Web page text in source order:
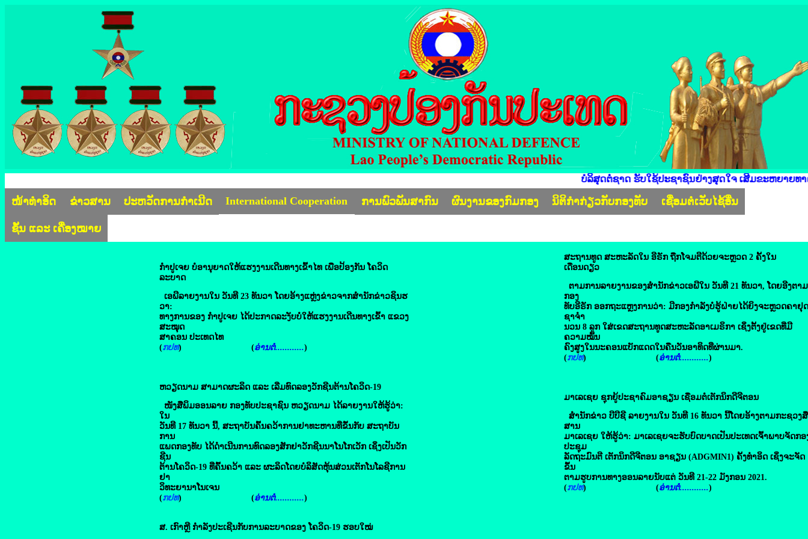
ບໍລິສຸດຕໍ່ຊາດ ຮັບໃຊ້ປະຊາຊົນຢ່າງສຸດໃຈ ເສີມຂະຫຍາຍທາດ
ໜ້າທຳອິດ ຂ່າວສານ ປະຫວັດການກຳເນີດ International Cooperation ການພົວພັນສາກົນ ຜົນງານຂອງກົມກອງ ນິຕິກຳກ່ຽວກັບກອງທັບ ເຊື່ອມຕໍ່ເວັບໄຊ້ອື່ນ
ຊັ້ນ ແລະ ເຄື່ອງໝາຍ
ກໍາປູເຈຍ ບໍ່​ອານຸຍາດ​ໃຫ້​ແຮງ​ງານ​ເດີນທາງ​ເຂົ້າ​ໄທ ​ເພື່ອ​ປ້ອງ​ກັນ​​ ໂຄ​ວິດ
​ລະບາດ
ເອພີລາຍງານໃນ ວັນທີ 23 ທັນວາ ໂດຍອ້າງແຫຼ່ງຂ່າວຈາກສໍານັກຂ່າວຊິນຮ
ວາ:
ທາງການຂອງ ກໍາປູເຈຍ ໄດ້ປະກາດລະງັບບໍ່ໃຫ້ແຮງງານເດີນທາງເຂົ້າ ແຂວງ
ສະໝຸດ
ສາຄອນ ປະເທດໄທ
(ກປທ) (ອ່ານຕໍ່............)
ສະຖານທູດ ສະຫະລັດ​ໃນ ​ອີ​ຣັກ ຖືກ​ໂຈມ​ຕີ​ດ້ວຍ​ຈະຫຼວດ 2 ຄັ້ງ​ໃນ​
ເດືອນດຽວ
ຕາມການລາຍງານຂອງສໍານັກຂ່າວເອພີໃນ ວັນທີ 21 ທັນວາ, ໂດຍອີງຕາມ
ກອງ
ທັບອີຣັກ ອອກຖະແຫຼງການວ່າ: ມີກອງກໍາລັງບໍ່ຮູ້ຝ່າຍໄດ້ຍິງຈະຫຼວດຄາຢຸດ
ຊາຈໍາ
ນວນ 8 ລູກ ໃສ່ເຂດສະຖານທູດສະຫະລັດອາເມຣິກາ ເຊິ່ງຕັ້ງຢູ່ເຂດທີ່ມີ
ຄວາມໝັ້ນ
ຄົງສູງໃນນະຄອນແບັກແດດໃນຄືນວັນອາທິດທີ່ຜ່ານມາ.
(ກປທ) (ອ່ານຕໍ່............)
ຫວຽດນາມ ສາມາດ​ຜະລິດ ​ແລະ ​ເລີ່​ມທົດ​ລອງ​ວັກ​ຊີ​ນຕ້ານໂຄວິດ-19
ໜັງສືພິມອອນລາຍ ກອງທັບປະຊາຊົນ ຫວຽດນາມ ໄດ້ລາຍງານໃຫ້ຮູ້ວ່າ:
ໃນ
ວັນທີ 17 ທັນວາ ນີ້, ສະຖາບັນຄົ້ນຄວ້າການຢາທະຫານທີ່ຂຶ້ນກັບ ສະຖາບັນ
ການ
ແພດກອງທັບ ໄດ້ດຳເນີນການທົດລອງສັກຢາວັກຊີນນາໂນໂກເວັກ ເຊິ່ງເປັນວັກ
ຊີນ
ຕ້ານໂຄວິດ-19 ທີ່ຄົ້ນຄວ້າ ແລະ ຜະລິດໂດຍບໍລິສັດຫຸ້ນສ່ວນເຕັກໂນໂລຊີການ
ຢາ
ວິທະຍານາໂນເຈນ
(ກປທ) (ອ່ານຕໍ່............)
ມາເລເຊຍ ຊຸກຍູ້​ປະຊາ​ຄົມ​ອາຊຽນ​ ເຊື່ອມ​ຕໍ່​ເຕັກນິກດີຈີຕອນ
ສຳນັກຂ່າວ ບີບີຊີ ລາຍງານໃນ ວັນທີ 16 ທັນວາ ນີ້ໂດຍອ້າງຕາມກະຊວງສື່
ສານ
ມາເລເຊຍ ໃຫ້ຮູ້ວ່າ: ມາເລເຊຍຈະຮັບບົດບາດເປັນປະເທດເຈົ້າພາບຈັດກອ
ປະຊຸມ
ລັດຖະມົນຕີ ເຕັກນິກດີຈີຕອນ ອາຊຽນ (ADGMIN1) ຄັ້ງທຳອິດ ເຊິ່ງຈະຈັດ
ຂຶ້ນ
ຕາມຮູບການທາງອອນລາຍນັບແຕ່ ວັນທີ 21-22 ມັງກອນ 2021.
(ກປທ) (ອ່ານຕໍ່............)
ສ. ເກົາຫຼີ ກຳລັງ​ປະ​ເຊີນ​ກັບ​ການລະບາດ​ຂ​ອງ ​ໂຄ​ວິດ-19 ຮອບ​ໃໝ່